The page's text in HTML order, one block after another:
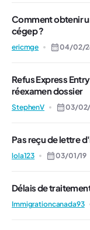
Comment obtenir
cégep ?
ericmge 04/02/
Refus Express
réexamen dossier
StephenV 03/
Pas reçu de lettre
lola123 03/01/19
Délais de
Immigrationcanada93